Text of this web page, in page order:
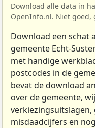
Download alle data in
OpenInfo.nl. Niet goed,
Download een schat
gemeente Echt-
met handige
postcodes in de
bevat de download
over de gemeente,
misdaadcijfers en